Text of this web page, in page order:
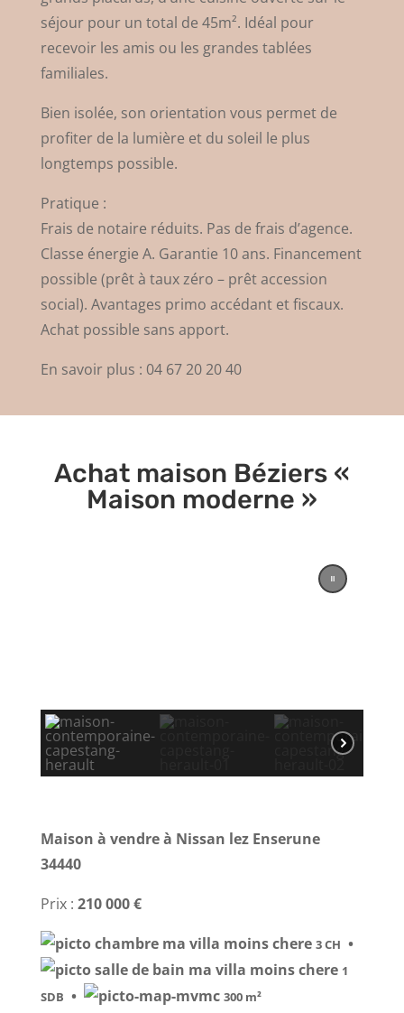
séjour pour un total de 45m². Idéal pour
recevoir les amis ou les grandes tablées
familiales.
Bien isolée, son orientation vous permet de
profiter de la lumière et du soleil le plus
longtemps possible.
Pratique :
Frais de notaire réduits. Pas de frais d’agence.
Classe énergie A. Garantie 10 ans. Financement
possible (prêt à taux zéro – prêt accession
social). Avantages primo accédant et fiscaux.
Achat possible sans apport.
En savoir plus : 04 67 20 20 40
Achat maison Béziers «
Maison moderne »
Maison à vendre à Nissan lez Enserune
34440
Prix : 210 000 €
3 CH •
1
SDB • 300 m²